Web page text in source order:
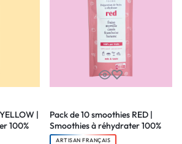
|
100%
Pack de 10 smoothies RED |
Smoothies à réhydrater 100%
pur fruit
ARTISAN FRANÇAIS